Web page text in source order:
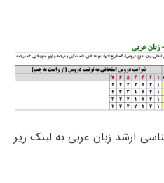
ارشد زبان عربی به لینک زیر